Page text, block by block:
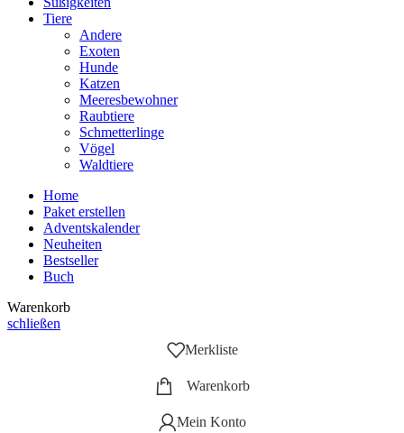
Tiere
Andere
Exoten
Hunde
Katzen
Meeresbewohner
Raubtiere
Schmetterlinge
Vögel
Waldtiere
Home
Paket erstellen
Adventskalender
Neuheiten
Bestseller
Buch
Warenkorb
schließen
Merkliste
Warenkorb
Mein Konto